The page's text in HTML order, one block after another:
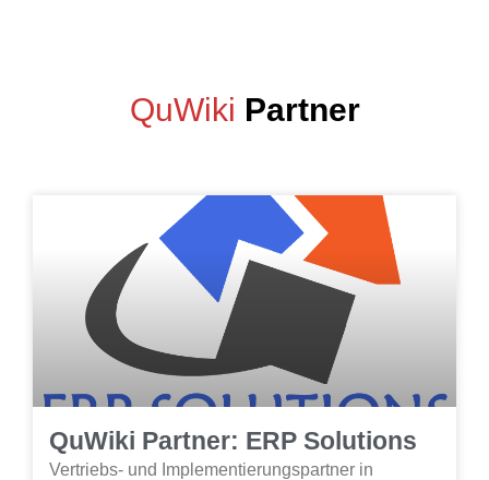
QuWiki Partner
QuWiki Partner: ERP Solutions
Vertriebs- und Implementierungspartner in